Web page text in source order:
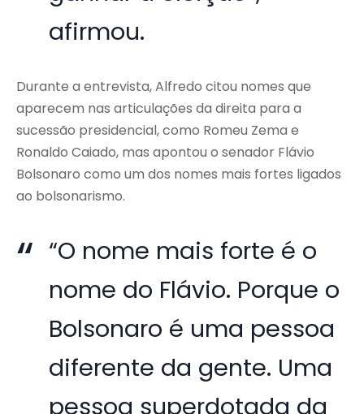
afirmou.
Durante a entrevista, Alfredo citou nomes que
aparecem nas articulações da direita para a
sucessão presidencial, como Romeu Zema e
Ronaldo Caiado, mas apontou o senador Flávio
Bolsonaro como um dos nomes mais fortes ligados
ao bolsonarismo.
“O nome mais forte é o
nome do Flávio. Porque o
Bolsonaro é uma pessoa
diferente da gente. Uma
pessoa superdotada da